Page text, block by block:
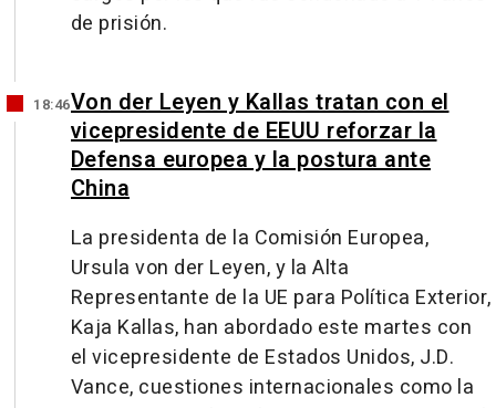
de prisión.
18:46Von der Leyen y Kallas tratan con el
vicepresidente de EEUU reforzar la
Defensa europea y la postura ante
China
La presidenta de la Comisión Europea,
Ursula von der Leyen, y la Alta
Representante de la UE para Política Exterior,
Kaja Kallas, han abordado este martes con
el vicepresidente de Estados Unidos, J.D.
Vance, cuestiones internacionales como la